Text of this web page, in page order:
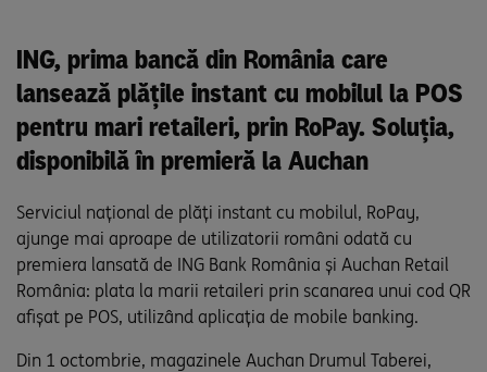
ING, prima bancă din România care
lansează plățile instant cu mobilul la POS
pentru mari retaileri, prin RoPay. Soluția,
disponibilă în premieră la Auchan
Serviciul național de plăți instant cu mobilul, RoPay,
ajunge mai aproape de utilizatorii români odată cu
premiera lansată de ING Bank România și Auchan Retail
România: plata la marii retaileri prin scanarea unui cod QR
afișat pe POS, utilizând aplicația de mobile banking.
Din 1 octombrie, magazinele Auchan Drumul Taberei,